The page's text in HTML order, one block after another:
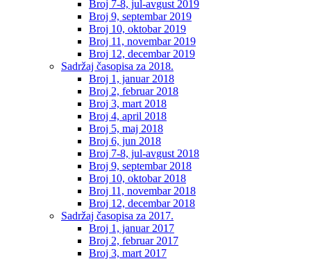
Broj 7-8, jul-avgust 2019
Broj 9, septembar 2019
Broj 10, oktobar 2019
Broj 11, novembar 2019
Broj 12, decembar 2019
Sadržaj časopisa za 2018.
Broj 1, januar 2018
Broj 2, februar 2018
Broj 3, mart 2018
Broj 4, april 2018
Broj 5, maj 2018
Broj 6, jun 2018
Broj 7-8, jul-avgust 2018
Broj 9, septembar 2018
Broj 10, oktobar 2018
Broj 11, novembar 2018
Broj 12, decembar 2018
Sadržaj časopisa za 2017.
Broj 1, januar 2017
Broj 2, februar 2017
Broj 3, mart 2017